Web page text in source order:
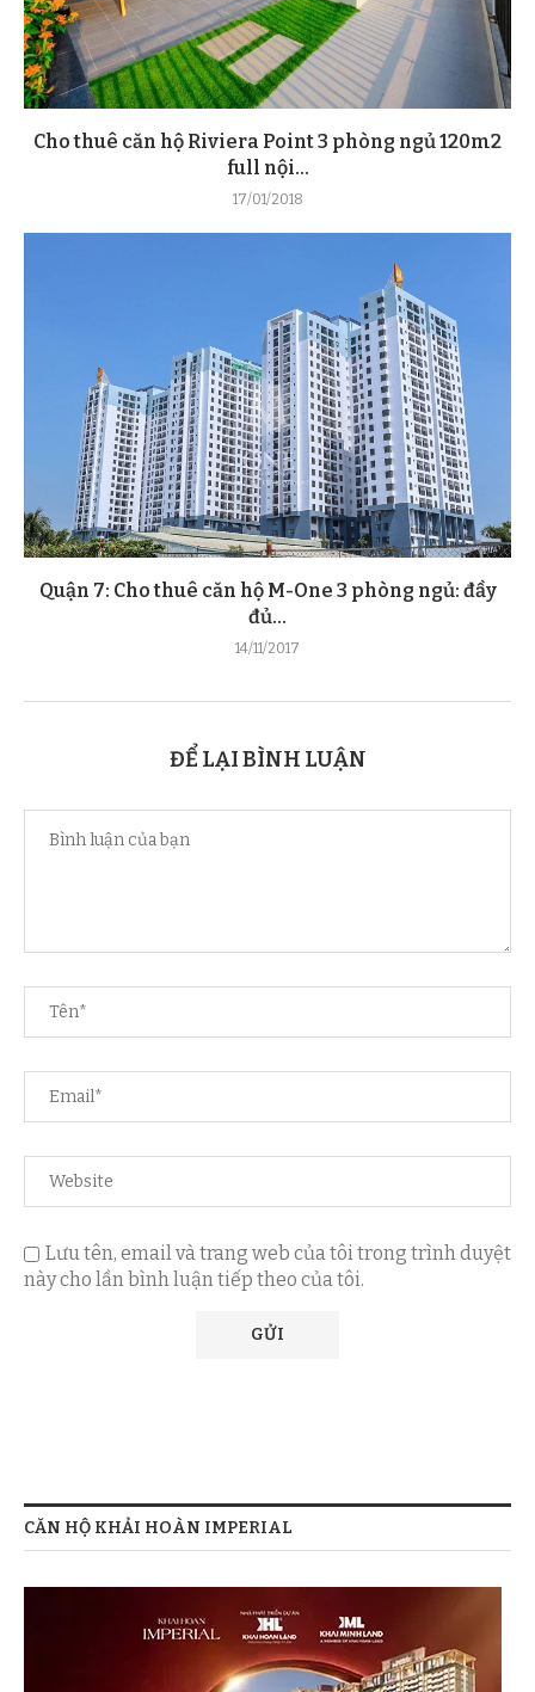
Cho thuê căn hộ Riviera Point 3 phòng ngủ 120m2
full nội...
17/01/2018
Quận 7: Cho thuê căn hộ M-One 3 phòng ngủ: đầy
đủ...
14/11/2017
ĐỂ LẠI BÌNH LUẬN
Lưu tên, email và trang web của tôi trong trình duyệt
này cho lần bình luận tiếp theo của tôi.
CĂN HỘ KHẢI HOÀN IMPERIAL